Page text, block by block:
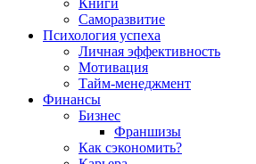
Книги
Саморазвитие
Психология успеха
Личная эффективность
Мотивация
Тайм-менеджмент
Финансы
Бизнес
Франшизы
Как сэкономить?